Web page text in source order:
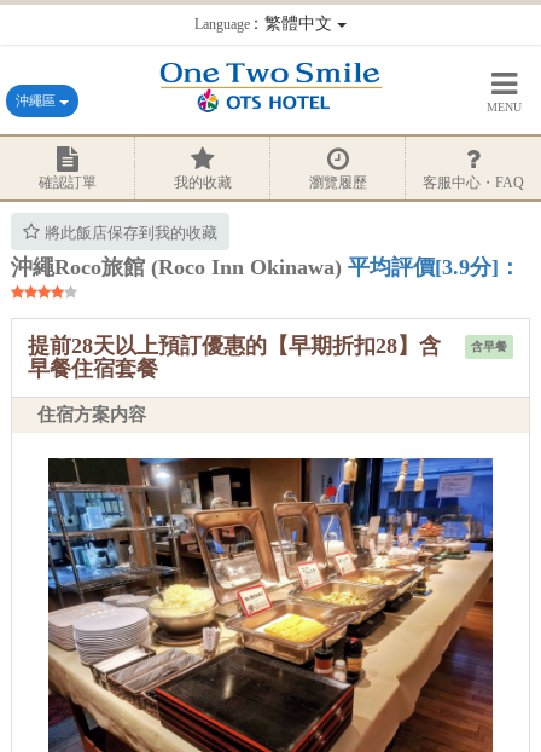
Language：繁體中文
沖繩區 MENU
確認訂單 我的收藏 瀏覽履歷 客服中心・FAQ
將此飯店保存到我的收藏
沖繩Roco旅館 (Roco Inn Okinawa) 平均評價[3.9分]：
含早餐
提前28天以上預訂優惠的【早期折扣28】含
早餐住宿套餐
住宿方案内容